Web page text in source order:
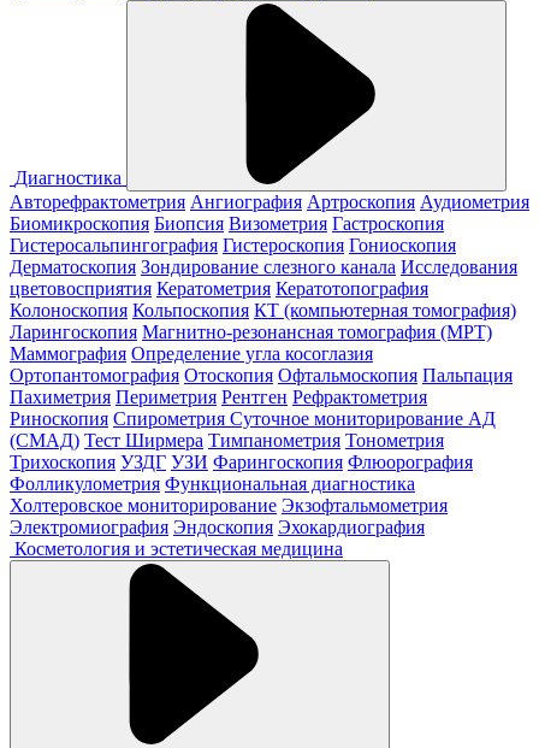
Диагностика
Авторефрактометрия Ангиография Артроскопия Аудиометрия
Биомикроскопия Биопсия Визометрия Гастроскопия
Гистеросальпингография Гистероскопия Гониоскопия
Дерматоскопия Зондирование слезного канала Исследования
цветовосприятия Кератометрия Кератотопография
Колоноскопия Кольпоскопия КТ (компьютерная томография)
Ларингоскопия Магнитно-резонансная томография (МРТ)
Маммография Определение угла косоглазия
Ортопантомография Отоскопия Офтальмоскопия Пальпация
Пахиметрия Периметрия Рентген Рефрактометрия
Риноскопия Спирометрия Суточное мониторирование АД
(СМАД) Тест Ширмера Тимпанометрия Тонометрия
Трихоскопия УЗДГ УЗИ Фарингоскопия Флюорография
Фолликулометрия Функциональная диагностика
Холтеровское мониторирование Экзофтальмометрия
Электромиография Эндоскопия Эхокардиография
Косметология и эстетическая медицина